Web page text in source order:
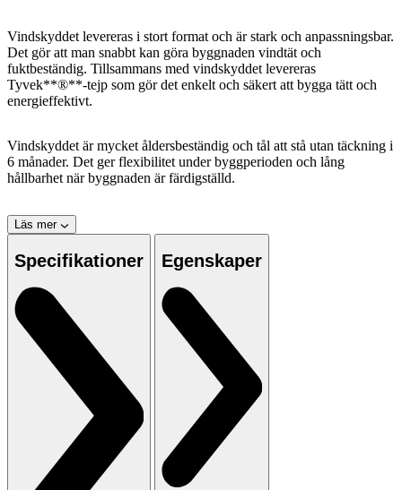
Vindskyddet levereras i stort format och är stark och anpassningsbar.
Det gör att man snabbt kan göra byggnaden vindtät och
fuktbeständig. Tillsammans med vindskyddet levereras
Tyvek**®**-tejp som gör det enkelt och säkert att bygga tätt och
energieffektivt.
Vindskyddet är mycket åldersbeständig och tål att stå utan täckning i
6 månader. Det ger flexibilitet under byggperioden och lång
hållbarhet när byggnaden är färdigställd.
Läs mer
Specifikationer Egenskaper